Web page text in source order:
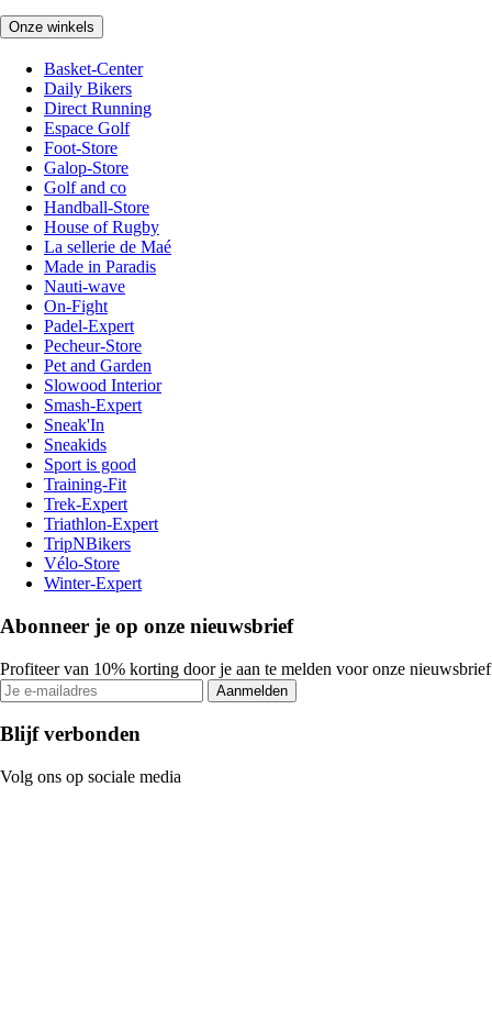
Onze winkels
Basket-Center
Daily Bikers
Direct Running
Espace Golf
Foot-Store
Galop-Store
Golf and co
Handball-Store
House of Rugby
La sellerie de Maé
Made in Paradis
Nauti-wave
On-Fight
Padel-Expert
Pecheur-Store
Pet and Garden
Slowood Interior
Smash-Expert
Sneak'In
Sneakids
Sport is good
Training-Fit
Trek-Expert
Triathlon-Expert
TripNBikers
Vélo-Store
Winter-Expert
Abonneer je op onze nieuwsbrief
Profiteer van 10% korting door je aan te melden voor onze nieuwsbrief
Aanmelden
Blijf verbonden
Volg ons op sociale media